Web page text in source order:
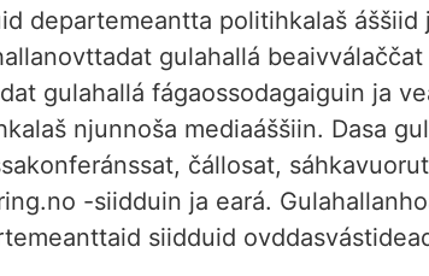
departemeantta politihkalaš áššiid
gulahallá
gulahallá fágaossodagaiguin ja
njunnoša mediaáššiin. Dasa
čállosat,
-siidduin ja eará.
siidduid